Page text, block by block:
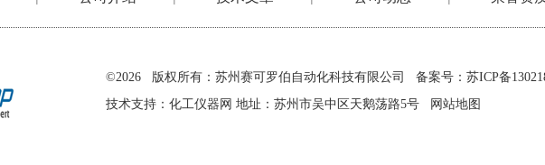
©2026 版权所有：苏州赛可罗伯自动化科技有限公司 备案号：苏ICP备
技术支持： 化工仪器网 地址：苏州市吴中区天鹅荡路5号 网站地图